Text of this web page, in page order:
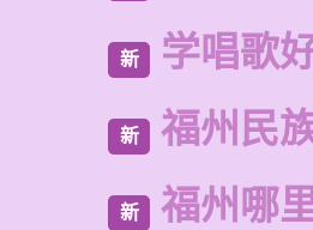
新 学唱歌
新 福州民
新 福州哪